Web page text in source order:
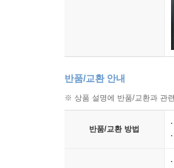
반품/교환 안내
※ 상품 설명에 반품/교환과 관
반품/교환 방법